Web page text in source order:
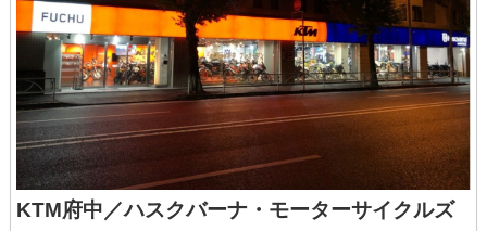
KTM府中／ハスクバーナ・モーターサイクルズ